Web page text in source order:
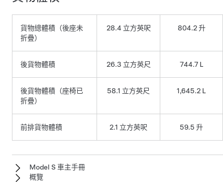
貨物總體積（後座未
折疊）
28.4 立方英呎 804.2 升
後貨物體積 26.3 立方英尺 744.7 L
後貨物體積（座椅已
折疊）
58.1 立方英尺 1,645.2 L
前排貨物體積 2.1 立方英呎 59.5 升
Model S 車主手冊
概覽